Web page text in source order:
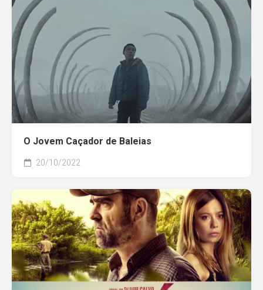
O Jovem Caçador de Baleias
20/10/2022